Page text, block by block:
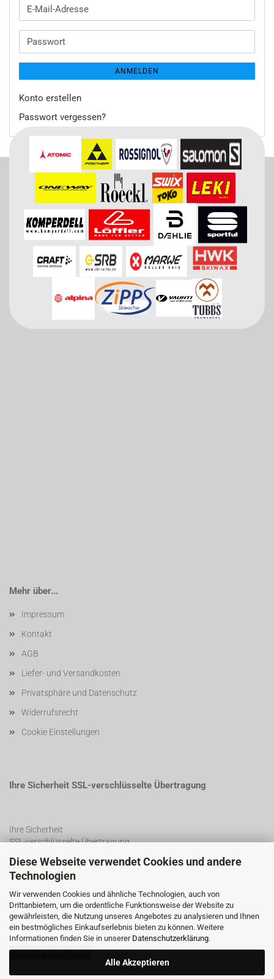
Diese Webseite verwendet Cookies und andere
Technologien
Wir verwenden Cookies und ähnliche Technologien, auch von
Drittanbietern, um die ordentliche Funktionsweise der Website zu
gewährleisten, die Nutzung unseres Angebotes zu analysieren und Ihnen
ein bestmögliches Einkaufserlebnis bieten zu können. Weitere
Informationen finden Sie in unserer Datenschutzerklärung.
Alle Akzeptieren
E-
Mail-
Passwort
ANMELDEN
Konto erstellen
Passwort vergessen?
Mehr über...
Impressum
Kontakt
AGB
Liefer- und Versandkosten
Privatsphäre und Datenschutz
Widerrufsrecht
Cookie Einstellungen
Ihre Sicherheit SSL-verschlüsselte Übertragung
Ihre Sicherheit
SSL-verschlüsselte Übertragung
SSL Certificate
Vertrag widerrufen